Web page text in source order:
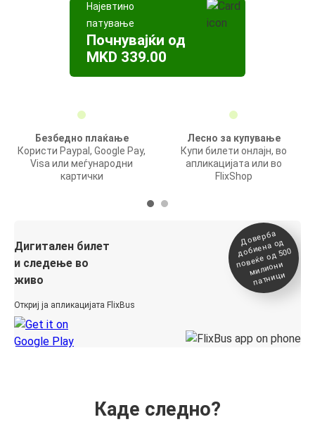
Најевтино
патување
Почнувајќи од
MKD 339.00
Безбедно плаќање
Користи Paypal, Google Pay,
Visa или меѓународни
картички
Лесно за купување
Купи билети онлајн, во
апликацијата или во
FlixShop
Дигитален билет
и следење во
живо
Откриј ја апликацијата FlixBus
Доверба
добиена о
д
повеќе о
д 500
милиони
патници
Каде следно?